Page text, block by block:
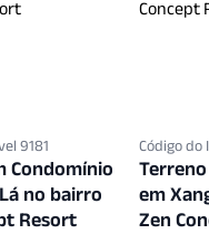
9181
Condomínio
no bairro
Resort
Código do
Terreno
em
Zen